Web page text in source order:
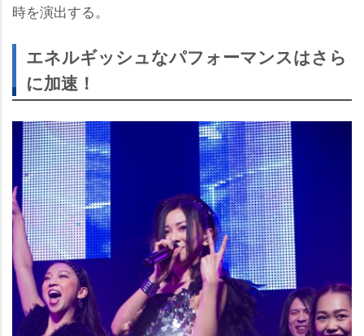
時を演出する。
エネルギッシュなパフォーマンスはさら
に加速！